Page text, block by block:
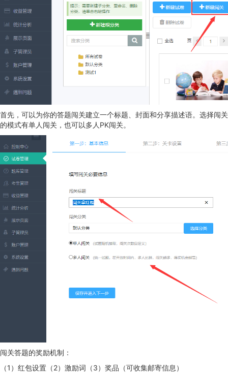
首先，可以为你的答题闯关建立一个标题、封面和分享描述语。选择闯关
的模式有单人闯关，也可以多人PK闯关。
闯关答题的奖励机制：
（1）红包设置（2）激励词（3）奖品（可收集邮寄信息）